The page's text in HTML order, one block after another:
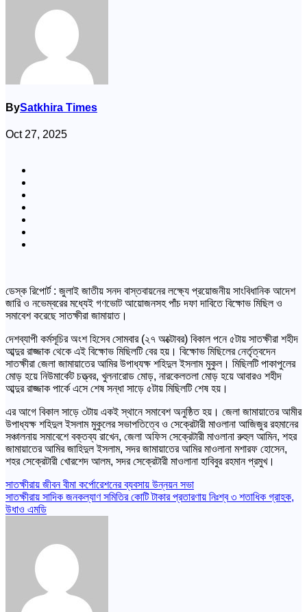
BySatkhira Times
Oct 27, 2025
ডেস্ক রিপোর্ট : জুলাই জাতীয় সনদ বাস্তবায়নের লক্ষ্যে প্রয়োজনীয় সাংবিধানিক আদেশ
জারি ও নভেম্বরের মধ্যেই গণভোট আয়োজনসহ পাঁচ দফা দাবিতে বিক্ষোভ মিছিল ও
সমাবেশ করেছে সাতক্ষীরা জামায়াত।
দেশব্যাপী কর্মসূচির অংশ হিসেব সোমবার (২৭ অক্টোবর) বিকাল পনে ৫টায় সাতক্ষীরা শহীদ
আব্দুর রাজ্জাক থেকে এই বিক্ষোভ মিছিলটি বের হয়। বিক্ষোভ মিছিলের নের্তৃত্বদেন
সাতক্ষীরা জেলা জামায়াতের আমির উপাধ্যক্ষ শহিদুল ইসলাম মুকুল। মিছিলটি পাকাপুলের
মোড় হয়ে নিউমার্কেট চত্ত্বর, খুলনারোড মোড়, নারকেলতলা মোড় হয়ে আবারও শহীদ
আব্দুর রাজ্জাক পার্কে এসে শেষ সন্ধা সাড়ে ৫টায় মিছিলটি শেষ হয়।
এর আগে বিকাল সাড়ে ৩টায় একই স্থানে সমাবেশ অনুষ্ঠিত হয়। জেলা জামায়াতের আমীর
উপাধ্যক্ষ শহিদুল ইসলাম মুকুলের সভাপতিত্বে ও সেক্রেটারী মাওলানা আজিজুর রহমানের
সঞ্চালনায় সমাবেশে বক্তব্য রাখেন, জেলা অফিস সেক্রেটারী মাওলানা রুহুল আমিন, শহর
জামায়াতের আমির জাহিদুল ইসলাম, সদর জামায়াতের আমির মাওলানা মশারফ হোসেন,
শহর সেক্রেটারী খোরশেদ আলম, সদর সেক্রেটারী মাওলানা হাবিবুর রহমান প্রমুখ।
Post
navigation
সাতক্ষীরায় জীবন বীমা কর্পোরেশনের ব্যবসায় উন্নয়ন সভা
সাতক্ষীরায় সাদিক জনকল্যাণ সমিতির কোটি টাকার প্রতারণায় নিঃশ্ব ৩ শতাধিক গ্রাহক,
উধাও এমডি